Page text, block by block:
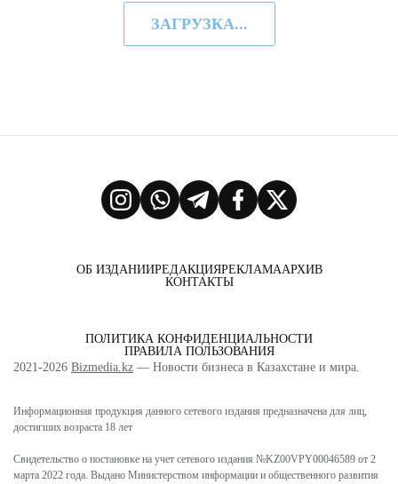
ЗАГРУЗКА...
ОБ ИЗДАНИИРЕДАКЦИЯРЕКЛАМААРХИВ
КОНТАКТЫ
ПОЛИТИКА КОНФИДЕНЦИАЛЬНОСТИ
ПРАВИЛА ПОЛЬЗОВАНИЯ
2021-2026 Bizmedia.kz — Новости бизнеса в Казахстане и мира.
Информационная продукция данного сетевого издания предназначена для лиц,
достигших возраста 18 лет
Свидетельство о постановке на учет сетевого издания №KZ00VPY00046589 от 2
марта 2022 года. Выдано Министерством информации и общественного развития